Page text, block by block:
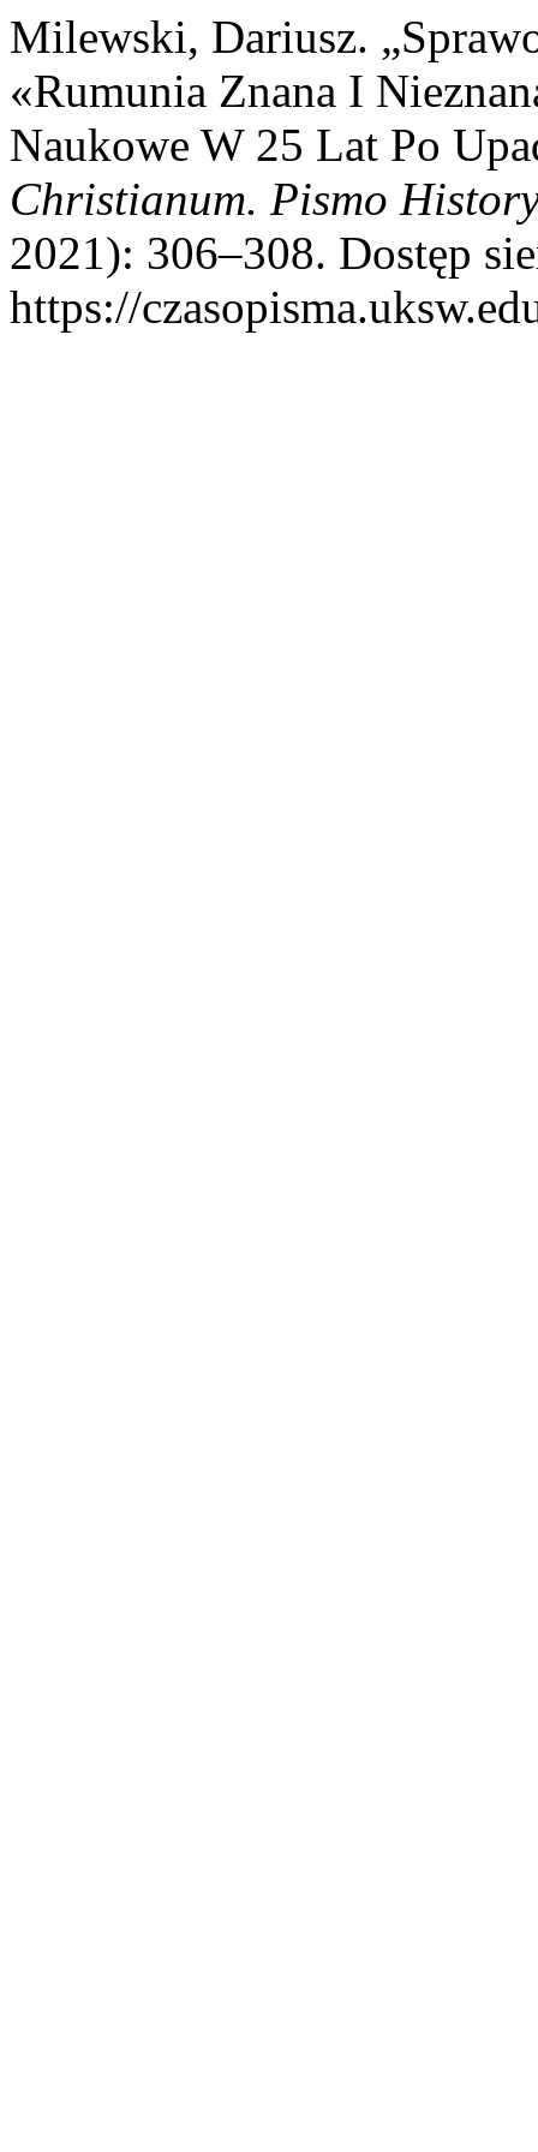
Milewski, Dariusz.
«Rumunia Znana I
Naukowe W 25 Lat Po
Christianum. Pismo
2021): 306–308. Dostęp
https://